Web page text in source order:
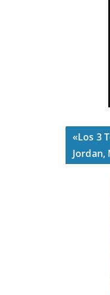
«Los 3
Jordan,